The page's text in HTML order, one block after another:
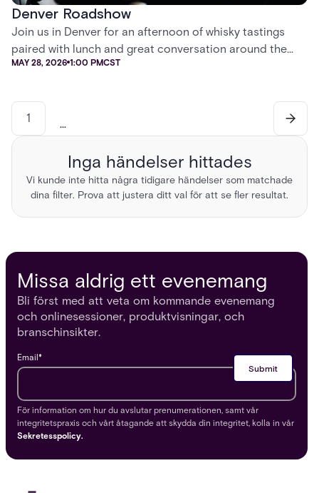
Denver Roadshow
Join us in Denver for an afternoon of whisky tastings
paired with lunch and great conversation around the
future of security.
MAY 28, 2026 1:00 PMCST
1 ...
Inga händelser hittades
Vi kunde inte hitta några tidigare händelser som matchade
dina filter. Prova att justera ditt val för att se fler resultat.
Missa aldrig ett evenemang
Bli först med att veta om kommande evenemang
och onlinesessioner, produktvisningar, och
branschinsikter.
Email*
För information om hur du avslutar prenumerationen, samt vår
integritetspraxis och vårt åtagande att skydda din integritet, kolla in vår
Sekretesspolicy.